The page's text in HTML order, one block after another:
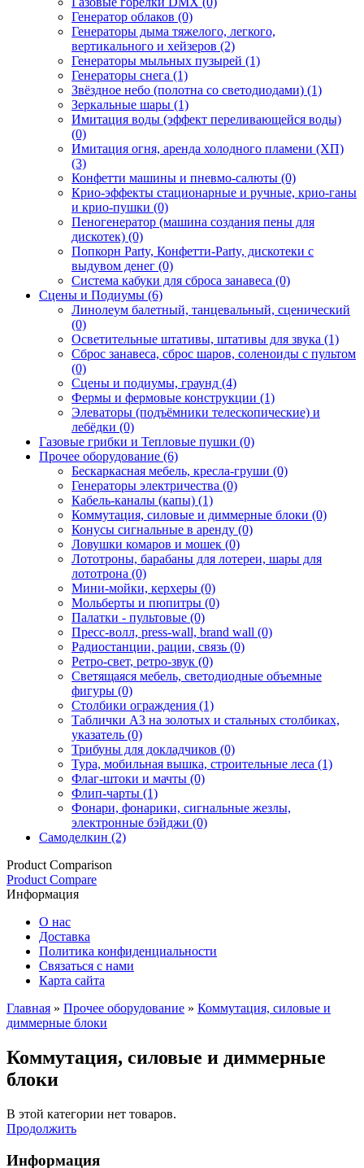
Генератор облаков (0)
Генераторы дыма тяжелого, легкого,
вертикального и хейзеров (2)
Генераторы мыльных пузырей (1)
Генераторы снега (1)
Звёздное небо (полотна со светодиодами) (1)
Зеркальные шары (1)
Имитация воды (эффект переливающейся воды)
(0)
Имитация огня, аренда холодного пламени (ХП)
(3)
Конфетти машины и пневмо-салюты (0)
Крио-эффекты стационарные и ручные, крио-ганы
и крио-пушки (0)
Пеногенератор (машина создания пены для
дискотек) (0)
Попкорн Party, Конфетти-Party, дискотеки с
выдувом денег (0)
Система кабуки для сброса занавеса (0)
Сцены и Подиумы (6)
Линолеум балетный, танцевальный, сценический
(0)
Осветительные штативы, штативы для звука (1)
Сброс занавеса, сброс шаров, соленоиды с пультом
(0)
Сцены и подиумы, граунд (4)
Фермы и фермовые конструкции (1)
Элеваторы (подъёмники телескопические) и
лебёдки (0)
Газовые грибки и Тепловые пушки (0)
Прочее оборудование (6)
Беcкаркасная мебель, кресла-груши (0)
Генераторы электричества (0)
Кабель-каналы (капы) (1)
Коммутация, силовые и диммерные блоки (0)
Конусы сигнальные в аренду (0)
Ловушки комаров и мошек (0)
Лототроны, барабаны для лотереи, шары для
лототрона (0)
Мини-мойки, керхеры (0)
Мольберты и пюпитры (0)
Палатки - пультовые (0)
Пресс-волл, press-wall, brand wall (0)
Радиостанции, рации, связь (0)
Ретро-свет, ретро-звук (0)
Светящаяся мебель, светодиодные объемные
фигуры (0)
Столбики ограждения (1)
Таблички А3 на золотых и стальных столбиках,
указатель (0)
Трибуны для докладчиков (0)
Тура, мобильная вышка, строительные леса (1)
Флаг-штоки и мачты (0)
Флип-чарты (1)
Фонари, фонарики, сигнальные жезлы,
электронные бэйджи (0)
Самоделкин (2)
Product Comparison
Product Compare
Информация
О нас
Доставка
Политика конфиденциальности
Связаться с нами
Карта сайта
Главная » Прочее оборудование » Коммутация, силовые и
диммерные блоки
Коммутация, силовые и диммерные
блоки
В этой категории нет товаров.
Продолжить
Информация